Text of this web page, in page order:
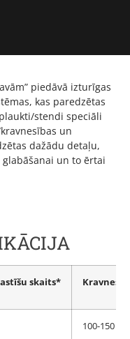
piedāvā izturīgas
kas paredzētas
stendi speciāli
un
dažādu detaļu,
un to ērtai
skaits*
100-150 kg